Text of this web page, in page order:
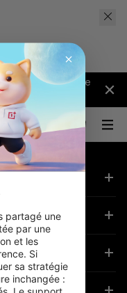
des activités de
partagé une
par une
et les
Si
sa stratégie
inchangée :